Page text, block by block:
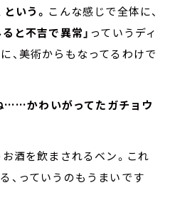
いう。 こんな感じで全体に、
と不吉で異常」 っていうディ
、美術からもなってるわけで
……かわいがってたガチョウ
お酒を飲まされるベン。これ
、っていうのもうまいです